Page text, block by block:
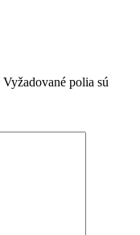
Vyžadované polia sú